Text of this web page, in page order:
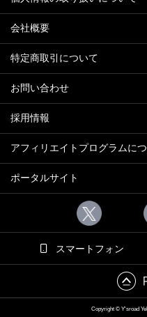
会社概要
特定商取引について
お問い合わせ
採用情報
アフィリエイトプログラムに
ポータルサイト
スマートフォン
Copyright © Y'sroad